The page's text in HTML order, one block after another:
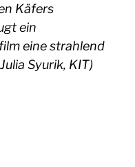
Käfers
ein
eine strahlend
Syurik, KIT)